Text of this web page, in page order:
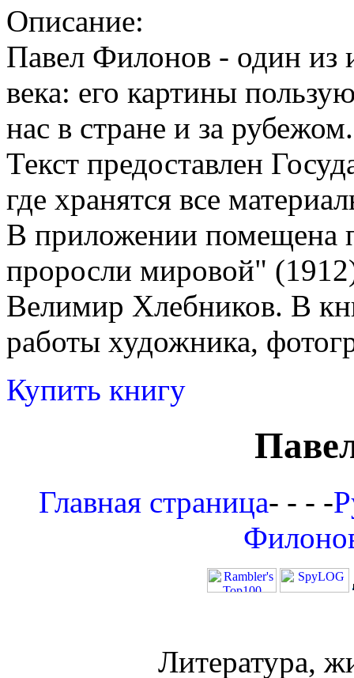
Описание:
Павел Филонов - один из
века: его картины
нас в стране и за
Текст предоставлен
где хранятся все
В приложении помещена
проросли мировой"
Велимир Хлебников. В
работы художника,
Купить книгу
Главная страница- - - -
Литература,